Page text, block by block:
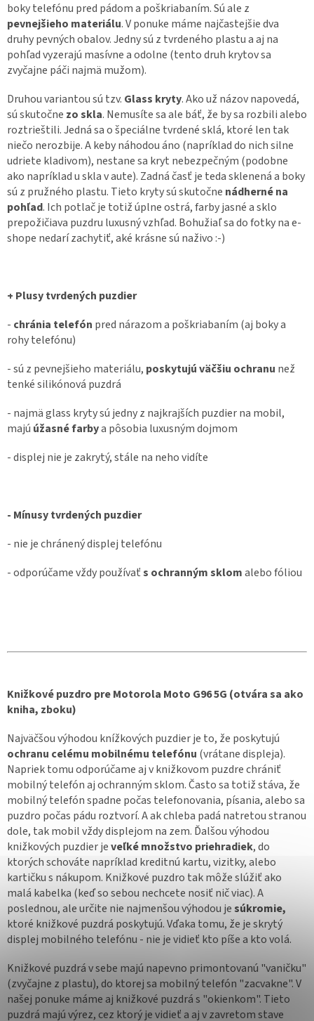
boky telefónu pred pádom a poškriabaním. Sú ale z
pevnejšieho materiálu. V ponuke máme najčastejšie dva
druhy pevných obalov. Jedny sú z tvrdeného plastu a aj na
pohľad vyzerajú masívne a odolne (tento druh krytov sa
zvyčajne páči najmä mužom).
Druhou variantou sú tzv. Glass kryty. Ako už názov napovedá,
sú skutočne zo skla. Nemusíte sa ale báť, že by sa rozbili alebo
roztrieštili. Jedná sa o špeciálne tvrdené sklá, ktoré len tak
niečo nerozbije. A keby náhodou áno (napríklad do nich silne
udriete kladivom), nestane sa kryt nebezpečným (podobne
ako napríklad u skla v aute). Zadná časť je teda sklenená a boky
sú z pružného plastu. Tieto kryty sú skutočne nádherné na
pohľad. Ich potlač je totiž úplne ostrá, farby jasné a sklo
prepožičiava puzdru luxusný vzhľad. Bohužiaľ sa do fotky na e-
shope nedarí zachytiť, aké krásne sú naživo :-)
+ Plusy tvrdených puzdier
- chránia telefón pred nárazom a poškriabaním (aj boky a
rohy telefónu)
- sú z pevnejšieho materiálu, poskytujú väčšiu ochranu než
tenké silikónová puzdrá
- najmä glass kryty sú jedny z najkrajších puzdier na mobil,
majú úžasné farbya pôsobia luxusným dojmom
- displej nie je zakrytý, stále na neho vidíte
- Mínusy tvrdených puzdier
- nie je chránený displej telefónu
- odporúčame vždy používaťs ochranným sklomalebo fóliou
Knižkové puzdro pre Motorola Moto G96 5G (otvára sa ako
kniha, zboku)
Najväčšou výhodou knížkových puzdier je to, že poskytujú
ochranu celému mobilnému telefónu (vrátane displeja).
Napriek tomu odporúčame aj v knižkovom puzdre chrániť
mobilný telefón aj ochranným sklom. Často sa totiž stáva, že
mobilný telefón spadne počas telefonovania, písania, alebo sa
puzdro počas pádu roztvorí. A ak chleba padá natretou stranou
dole, tak mobil vždy displejom na zem. Ďalšou výhodou
knižkových puzdier jeveľké množstvo priehradiek, do
ktorých schováte napríklad kreditnú kartu, vizitky, alebo
kartičku s nákupom. Knižkové puzdro tak môže slúžiť ako
malá kabelka (keď so sebou nechcete nosiť nič viac). A
poslednou, ale určite nie najmenšou výhodou jesúkromie,
ktoré knižkové puzdrá poskytujú. Vďaka tomu, že je skrytý
displej mobilného telefónu - nie je vidieť kto píše a kto volá.
Knižkové puzdrá v sebe majú napevno primontovanú "vaničku"
(zvyčajne z plastu), do ktorej sa mobilný telefón "zacvakne". V
našej ponuke máme aj knižkové puzdrá s "okienkom". Tieto
puzdrá majú výrez, cez ktorý je vidieť a aj v zavretom stave